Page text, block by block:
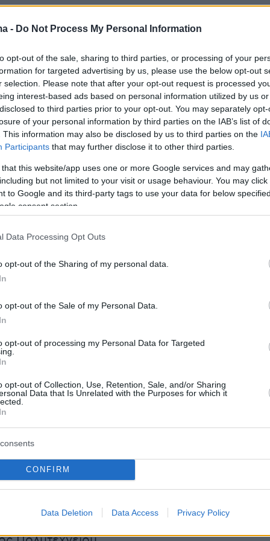
- Do Not Process My Personal Information
opt-out of the sale, sharing to third parties, or processing of your
for targeted advertising by us, please use the below opt-out
selection. Please note that after your opt-out request is processed
interest-based ads based on personal information utilized by us
to third parties prior to your opt-out. You may separately
of your personal information by third parties on the IAB’s list of
This information may also be disclosed by us to third parties on the
Participants that may further disclose it to other third parties.
that this website/app uses one or more Google services and may
but not limited to your visit or usage behaviour. You may
to Google and its third-party tags to use your data for below
consent section.
Data Processing Opt Outs
opt-out of the Sharing of my personal data.
opt-out of the Sale of my Personal Data.
opt-out of processing my Personal Data for Targeted
opt-out of Collection, Use, Retention, Sale, and/or Sharing
Data that Is Unrelated with the Purposes for which it
CONFIRM
Data Deletion Data Access Privacy Policy
ακόμα μία σχετική σύσκεψη στο
του Πολίτη, όπου αναμένεται να
τα μέτρα.
τις κυκλοφοριακές ρυθμίσεις που θα
στο κέντρο της Αθήνας από σήμερα (15/11)
Δευτέρα.
κυκλοφοριακές ρυθμίσεις:
κυκλοφορίας των οχημάτων, οι οποίες θα
κυκλοφοριακές συνθήκες, από τις 6 το
11-2024, ως εξής:
στο τμήμα της μεταξύ της Πλ. Εξαρχείων και
(Πατησίων), στο τμήμα της μεταξύ των
και Ελ. Βενιζέλου (Πανεπιστημίου)
κυκλοφορίας, καθώς και στις καθέτους
την πρώτη παράλληλη οδό.
Τοσίτσα.